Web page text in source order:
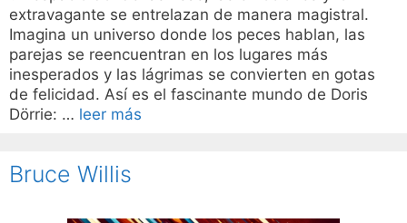
extravagante se entrelazan de manera magistral.
Imagina un universo donde los peces hablan, las
parejas se reencuentran en los lugares más
inesperados y las lágrimas se convierten en gotas
de felicidad. Así es el fascinante mundo de Doris
Dörrie: … leer más
Bruce Willis